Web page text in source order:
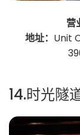
营
地址： Unit
14.时光